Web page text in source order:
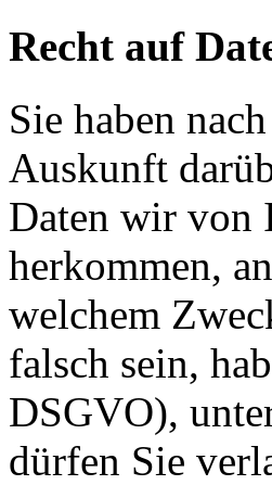
Recht auf
Sie haben
Auskunft
Daten wir von
herkommen,
welchem
falsch sein,
DSGVO),
dürfen Sie